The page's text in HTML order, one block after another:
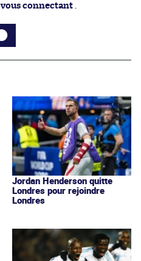
connectant
Jordan Henderson quitte
Londres pour rejoindre
Londres